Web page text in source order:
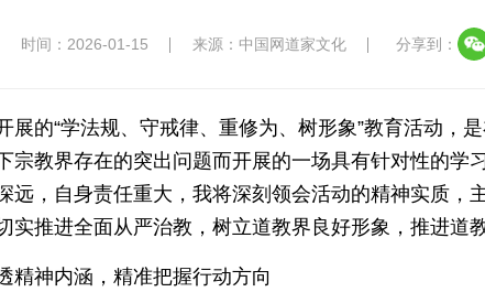
时间：2026-01-15 来源：中国网道家文化 分享到：
展的“学法规、守戒律、重修为、树形象”教育活动，
宗教界存在的突出问题而开展的一场具有针对性的学
远，自身责任重大，我将深刻领会活动的精神实质，
实推进全面从严治教，树立道教界良好形象，推进道
精神内涵，精准把握行动方向